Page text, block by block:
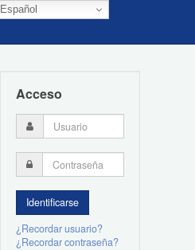
Español
Acceso
¿Recordar usuario?
¿Recordar contraseña?